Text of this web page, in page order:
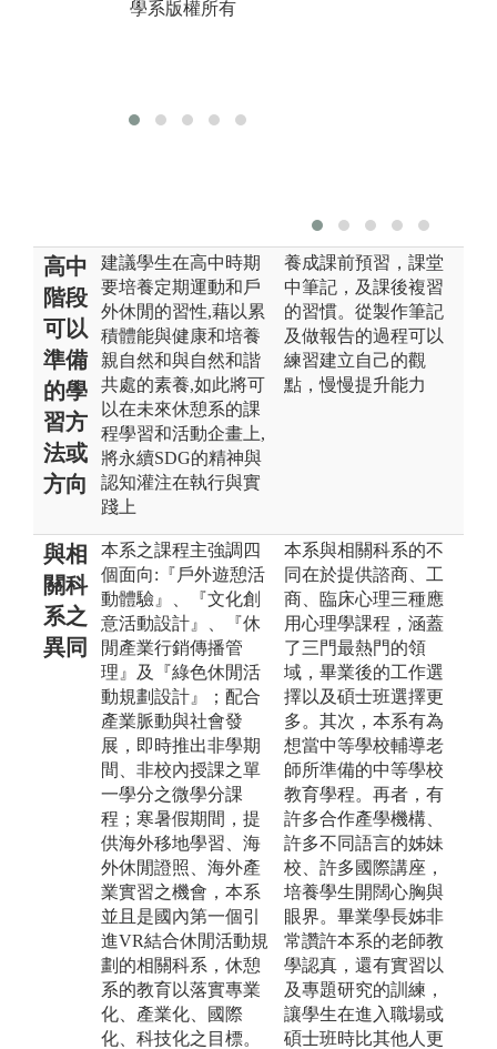
學系版權所有
高中
階段
可以
準備
的學
習方
法或
方向
建議學生在高中時期
要培養定期運動和戶
外休閒的習性,藉以累
積體能與健康和培養
親自然和與自然和諧
共處的素養,如此將可
以在未來休憩系的課
程學習和活動企畫上,
將永續SDG的精神與
認知灌注在執行與實
踐上
養成課前預習，課堂
中筆記，及課後複習
的習慣。從製作筆記
及做報告的過程可以
練習建立自己的觀
點，慢慢提升能力
與相
關科
系之
異同
本系之課程主強調四
個面向:『戶外遊憩活
動體驗』、『文化創
意活動設計』、『休
閒產業行銷傳播管
理』及『綠色休閒活
動規劃設計』；配合
產業脈動與社會發
展，即時推出非學期
間、非校內授課之單
一學分之微學分課
程；寒暑假期間，提
供海外移地學習、海
外休閒證照、海外產
業實習之機會，本系
並且是國內第一個引
進VR結合休閒活動規
劃的相關科系，休憩
系的教育以落實專業
化、產業化、國際
化、科技化之目標。
本系與相關科系的不
同在於提供諮商、工
商、臨床心理三種應
用心理學課程，涵蓋
了三門最熱門的領
域，畢業後的工作選
擇以及碩士班選擇更
多。其次，本系有為
想當中等學校輔導老
師所準備的中等學校
教育學程。再者，有
許多合作產學機構、
許多不同語言的姊妹
校、許多國際講座，
培養學生開闊心胸與
眼界。畢業學長姊非
常讚許本系的老師教
學認真，還有實習以
及專題研究的訓練，
讓學生在進入職場或
碩士班時比其他人更